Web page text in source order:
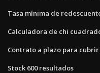
Tasa mínima de
Calculadora de chi
Contrato a plazo para
Stock 600 resultados